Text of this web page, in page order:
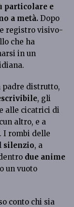
particolare e
a metà. Dopo
registro visivo-
che ha
in un
padre distrutto,
, gli
alle cicatrici di
altro, e a
I rombi delle
silenzio, a
due anime
un vuoto
conto chi sia